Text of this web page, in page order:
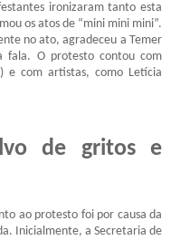
ironizaram tanto esta
os atos de “mini mini mini”.
no ato, agradeceu a Temer
fala. O protesto contou com
e com artistas, como Letícia
de gritos e
ao protesto foi por causa da
Inicialmente, a Secretaria de